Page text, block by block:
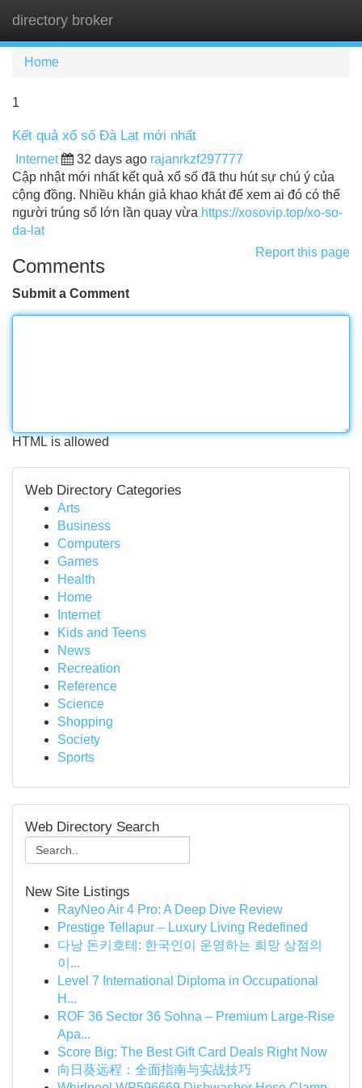
directory broker
Home
1
Kết quả xổ số Đà Lạt mới nhất
Internet 32 days ago rajanrkzf297777
Cập nhật mới nhất kết quả xổ số đã thu hút sự chú ý của
cộng đồng. Nhiều khán giả khao khát để xem ai đó có thể
người trúng số lớn lần quay vừa https://xosovip.top/xo-so-
da-lat
Report this page
Comments
Submit a Comment
HTML is allowed
Web Directory Categories
Arts
Business
Computers
Games
Health
Home
Internet
Kids and Teens
News
Recreation
Reference
Science
Shopping
Society
Sports
Web Directory Search
New Site Listings
RayNeo Air 4 Pro: A Deep Dive Review
Prestige Tellapur – Luxury Living Redefined
다낭 돈키호테: 한국인이 운영하는 희망 상점의
이...
Level 7 International Diploma in Occupational
H...
ROF 36 Sector 36 Sohna – Premium Large-Rise
Apa...
Score Big: The Best Gift Card Deals Right Now
向日葵远程：全面指南与实战技巧